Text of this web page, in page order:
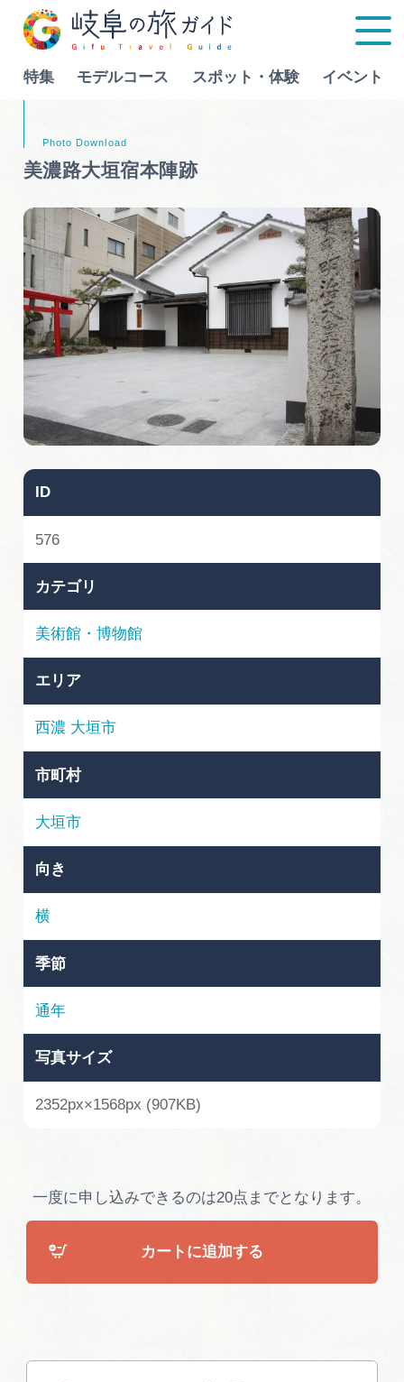
特集 モデルコース スポット・体験 イベント
特集
モデルコース
スポット・体験
イベント
旅の予約
ぎふ旅レポーター記事
早わかり岐阜
買い物・お土産
体験予約サイト「ＶＩＳＩＴ岐阜県」
岐阜県アウトドア観光キャンペーン
岐阜県まるごと観光エリアガイド
岐阜県観光データベース
旅行会社・観光事業者の皆様へ
運営組織
広告掲載
サイトポリシー
Language
行きたいリストを見る
美濃路大垣宿本陣跡
ID
576
カテゴリ
美術館・博物館
エリア
西濃 大垣市
市町村
大垣市
向き
横
季節
通年
写真サイズ
2352px×1568px (907KB)
一度に申し込みできるのは20点までとなります。
カートに追加する